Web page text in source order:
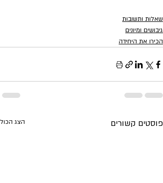
שאלות ותשובות
גיבושים ומיונים
הכירו את היחידה
פוסטים קשורים הצג הכול